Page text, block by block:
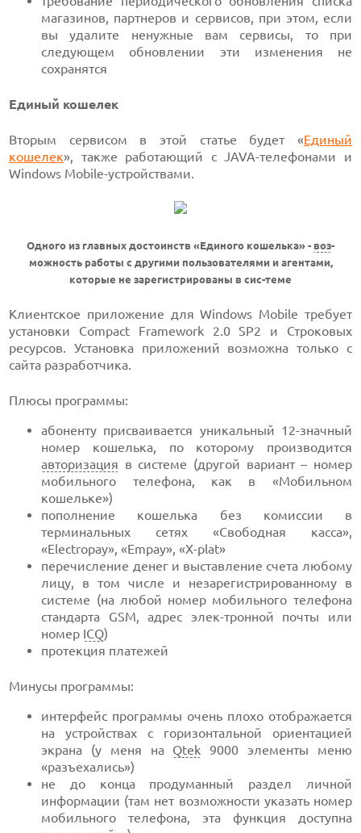
магазинов, партнеров и сервисов, при этом, если
вы удалите ненужные вам сервисы, то при
следующем обновлении эти изменения не
сохранятся
Единый кошелек
Вторым сервисом в этой статье будет «Единый
кошелек», также работающий с JAVA-телефонами и
Windows Mobile-устройствами.
Одного из главных достоинств «Единого кошелька» - воз-
можность работы с другими пользователями и агентами,
которые не зарегистрированы в сис-теме
Клиентское приложение для Windows Mobile требует
установки Compact Framework 2.0 SP2 и Строковых
ресурсов. Установка приложений возможна только с
сайта разработчика.
Плюсы программы:
абоненту присваивается уникальный 12-значный
номер кошелька, по которому производится
авторизация в системе (другой вариант – номер
мобильного телефона, как в «Мобильном
кошельке»)
пополнение кошелька без комиссии в
терминальных сетях «Свободная касса»,
«Electropay», «Empay», «X-plat»
перечисление денег и выставление счета любому
лицу, в том числе и незарегистрированному в
системе (на любой номер мобильного телефона
стандарта GSM, адрес элек-тронной почты или
номер ICQ)
протекция платежей
Минусы программы:
интерфейс программы очень плохо отображается
на устройствах с горизонтальной ориентацией
экрана (у меня на Qtek 9000 элементы меню
«разъехались»)
не до конца продуманный раздел личной
информации (там нет возможности указать номер
мобильного телефона, эта функция доступна